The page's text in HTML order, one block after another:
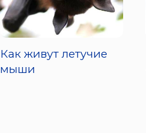
Как живут летучие
мыши